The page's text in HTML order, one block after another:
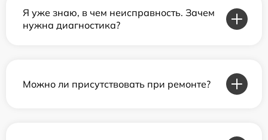
Я уже знаю, в чем неисправность. Зачем
нужна диагностика?
Можно ли присутствовать при ремонте?